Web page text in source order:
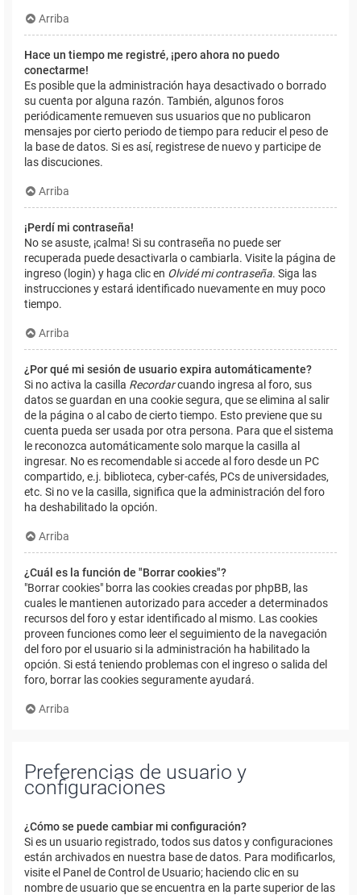
Arriba
Hace un tiempo me registré, ¡pero ahora no puedo
conectarme!
Es posible que la administración haya desactivado o borrado
su cuenta por alguna razón. También, algunos foros
periódicamente remueven sus usuarios que no publicaron
mensajes por cierto periodo de tiempo para reducir el peso de
la base de datos. Si es así, registrese de nuevo y participe de
las discuciones.
Arriba
¡Perdí mi contraseña!
No se asuste, ¡calma! Si su contraseña no puede ser
recuperada puede desactivarla o cambiarla. Visite la página de
ingreso (login) y haga clic en Olvidé mi contraseña. Siga las
instrucciones y estará identificado nuevamente en muy poco
tiempo.
Arriba
¿Por qué mi sesión de usuario expira automáticamente?
Si no activa la casilla Recordarcuando ingresa al foro, sus
datos se guardan en una cookie segura, que se elimina al salir
de la página o al cabo de cierto tiempo. Esto previene que su
cuenta pueda ser usada por otra persona. Para que el sistema
le reconozca automáticamente solo marque la casilla al
ingresar. No es recomendable si accede al foro desde un PC
compartido, e.j. biblioteca, cyber-cafés, PCs de universidades,
etc. Si no ve la casilla, significa que la administración del foro
ha deshabilitado la opción.
Arriba
¿Cuál es la función de "Borrar cookies"?
"Borrar cookies" borra las cookies creadas por phpBB, las
cuales le mantienen autorizado para acceder a determinados
recursos del foro y estar identificado al mismo. Las cookies
proveen funciones como leer el seguimiento de la navegación
del foro por el usuario si la administración ha habilitado la
opción. Si está teniendo problemas con el ingreso o salida del
foro, borrar las cookies seguramente ayudará.
Arriba
Preferencias de usuario y
configuraciones
¿Cómo se puede cambiar mi configuración?
Si es un usuario registrado, todos sus datos y configuraciones
están archivados en nuestra base de datos. Para modificarlos,
visite el Panel de Control de Usuario; haciendo clic en su
nombre de usuario que se encuentra en la parte superior de las